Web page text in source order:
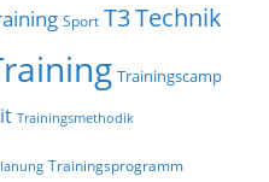
Sport T3Technik
Trainingscamp
Trainingsmethodik
Trainingsprogramm